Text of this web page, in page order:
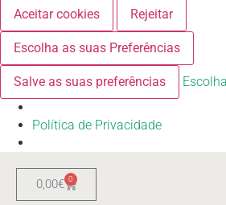
Aceitar cookies
Rejeitar
Escolha as suas Preferências
Salve as suas preferências
Política de Privacidade
0,00€ 0